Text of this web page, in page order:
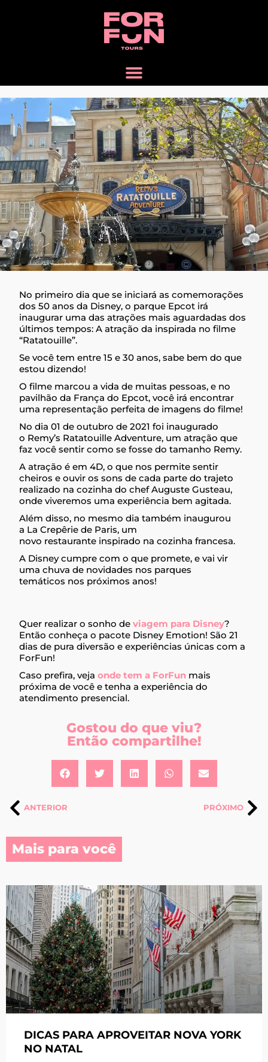
No primeiro dia que se iniciará as comemorações
dos 50 anos da Disney, o parque Epcot irá
inaugurar uma das atrações mais aguardadas dos
últimos tempos: A atração da inspirada no filme
“Ratatouille”.
Se você tem entre 15 e 30 anos, sabe bem do que
estou dizendo!
O filme marcou a vida de muitas pessoas, e no
pavilhão da França do Epcot, você irá encontrar
uma representação perfeita de imagens do filme!
No dia 01 de outubro de 2021 foi inaugurado
o Remy’s Ratatouille Adventure, um atração que
faz você sentir como se fosse do tamanho Remy.
A atração é em 4D, o que nos permite sentir
cheiros e ouvir os sons de cada parte do trajeto
realizado na cozinha do chef Auguste Gusteau,
onde viveremos uma experiência bem agitada.
Além disso, no mesmo dia também inaugurou
a La Crepêrie de Paris, um
novo restaurante inspirado na cozinha francesa.
A Disney cumpre com o que promete, e vai vir
uma chuva de novidades nos parques
temáticos nos próximos anos!
Quer realizar o sonho deviagem para Disney?
Então conheça o pacote Disney Emotion! São 21
dias de pura diversão e experiências únicas com a
ForFun!
Caso prefira, vejaonde tem a ForFun mais
próxima de você e tenha a experiência do
atendimento presencial.
Gostou do que viu?
Então compartilhe!
ANTERIOR PRÓXIMO
Mais para você
DICAS PARA APROVEITAR NOVA YORK
NO NATAL